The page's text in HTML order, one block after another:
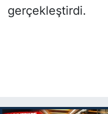
gerçekleştirdi.